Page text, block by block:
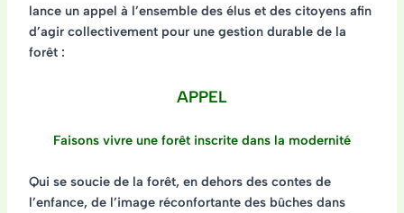
lance un appel à l’ensemble des élus et des citoyens afin
d’agir collectivement pour une gestion durable de la
forêt :
APPEL
Faisons vivre une forêt inscrite dans la modernité
Qui se soucie de la forêt, en dehors des contes de
l’enfance, de l’image réconfortante des bûches dans